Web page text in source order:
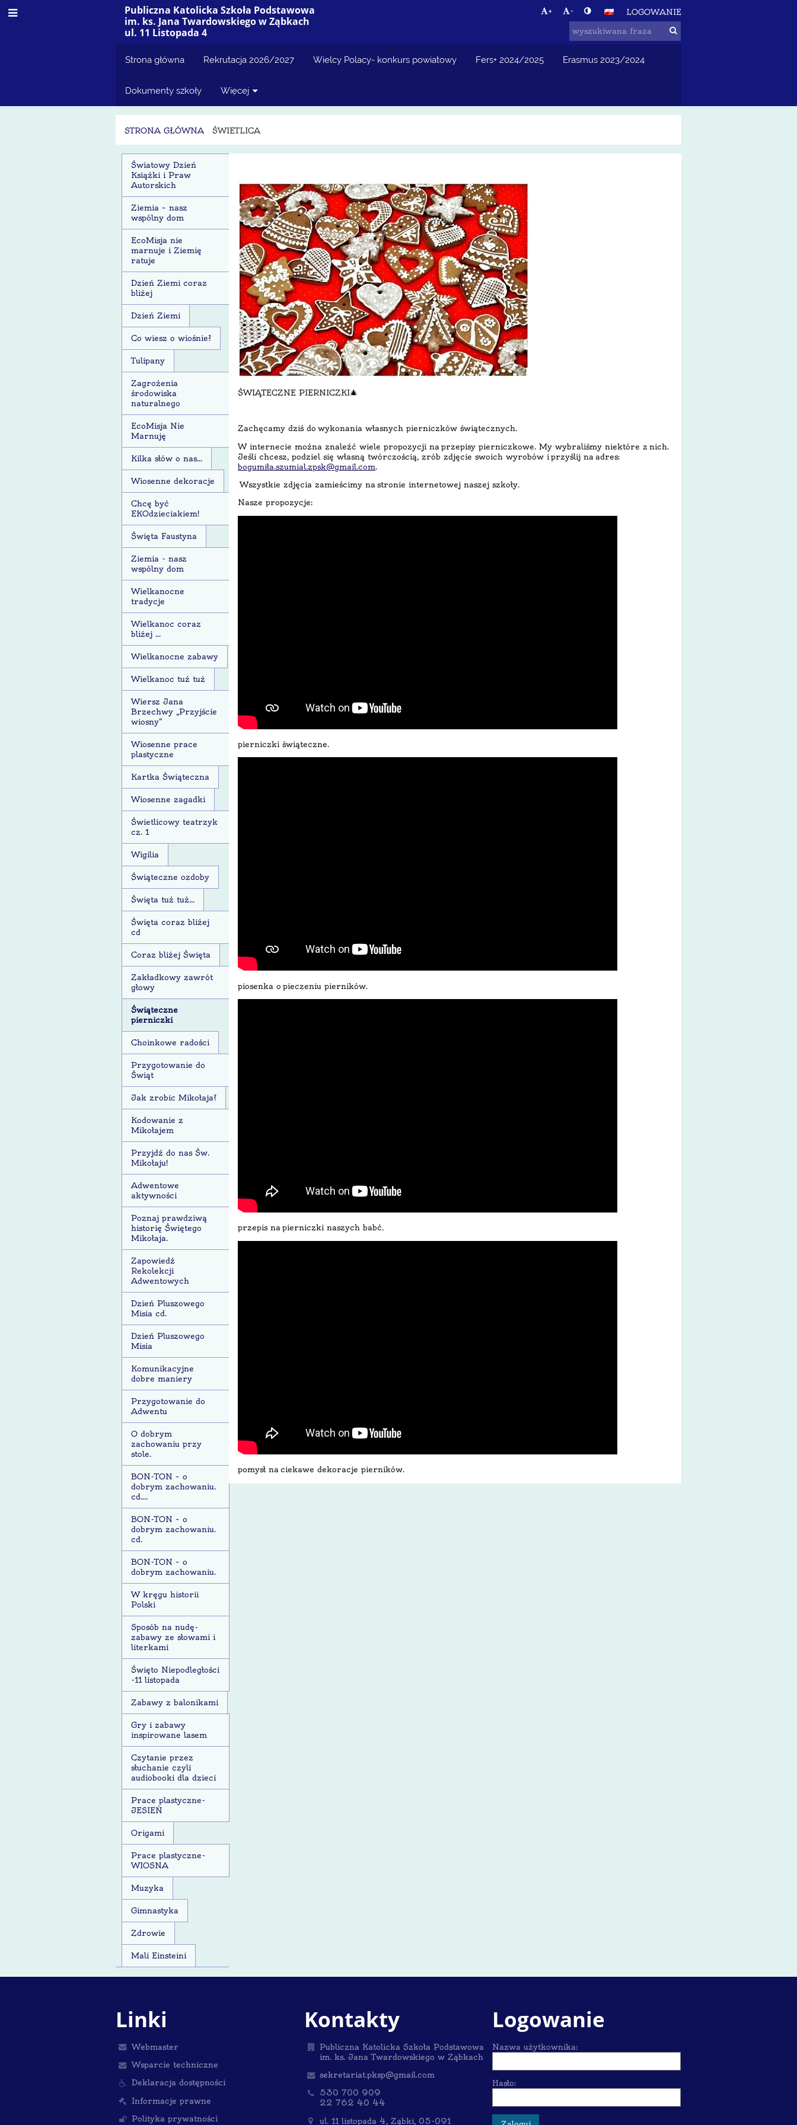
Publiczna Katolicka Szkoła Podstawowa
im. ks. Jana Twardowskiego w Ząbkach
ul. 11 Listopada 4
+ - LOGOWANIE
Strona główna Rekrutacja 2026/2027 Wielcy Polacy- konkurs powiatowy Fers+ 2024/2025 Erasmus 2023/2024
Dokumenty szkoły Więcej
STRONA GŁÓWNA ŚWIETLICA
Świetlica
Światowy Dzień
Książki i Praw
Autorskich
Ziemia – nasz
wspólny dom
EcoMisja nie
marnuje i Ziemię
ratuje
Dzień Ziemi coraz
bliżej
Dzień Ziemi
Co wiesz o wiośnie?
Tulipany
Zagrożenia
środowiska
naturalnego
EcoMisja Nie
Marnuję
Kilka słów o nas...
Wiosenne dekoracje
Chcę być
EKOdzieciakiem!
Święta Faustyna
Ziemia - nasz
wspólny dom
Wielkanocne
tradycje
Wielkanoc coraz
bliżej ...
Wielkanocne zabawy
Wielkanoc tuż tuż
Wiersz Jana
Brzechwy „Przyjście
wiosny”
Wiosenne prace
plastyczne
Kartka Świąteczna
Wiosenne zagadki
Świetlicowy teatrzyk
cz. 1
Wigilia
Świąteczne ozdoby
Święta tuż tuż...
Święta coraz bliżej
cd
Coraz bliżej Święta
Zakładkowy zawrót
głowy
Świąteczne
pierniczki
Choinkowe radości
Przygotowanie do
Świąt
Jak zrobic Mikołaja?
Kodowanie z
Mikołajem
Przyjdź do nas Św.
Mikołaju!
Adwentowe
aktywności
Poznaj prawdziwą
historię Świętego
Mikołaja.
Zapowiedź
Rekolekcji
Adwentowych
Dzień Pluszowego
Misia cd.
Dzień Pluszowego
Misia
Komunikacyjne
dobre maniery
Przygotowanie do
Adwentu
O dobrym
zachowaniu przy
stole.
BON-TON – o
dobrym zachowaniu.
cd....
BON-TON – o
dobrym zachowaniu.
cd.
BON-TON – o
dobrym zachowaniu.
W kręgu historii
Polski
Sposób na nudę-
zabawy ze słowami i
literkami
Święto Niepodległości
-11 listopada
Zabawy z balonikami
Gry i zabawy
inspirowane lasem
Czytanie przez
słuchanie czyli
audiobooki dla dzieci
Prace plastyczne-
JESIEŃ
Origami
Prace plastyczne-
WIOSNA
Muzyka
Gimnastyka
Zdrowie
Mali Einsteini
ŚWIĄTECZNE PIERNICZKI🎄
Zachęcamy dziś do wykonania własnych pierniczków świątecznych.
W internecie można znaleźć wiele propozycji na przepisy pierniczkowe. My wybraliśmy niektóre z nich.
Jeśli chcesz, podziel się własną twórczością, zrób zdjęcie swoich wyrobów i przyślij na adres:
bogumiła.szumial.zpsk@gmail.com.
Wszystkie zdjęcia zamieścimy na stronie internetowej naszej szkoły.
Nasze propozycje:
pierniczki świąteczne.
piosenka o pieczeniu pierników.
przepis na pierniczki naszych babć.
pomysł na ciekawe dekoracje pierników.
Linki
Webmaster
Wsparcie techniczne
Deklaracja dostępności
Informacje prawne
Polityka prywatności
Kontakty
Publiczna Katolicka Szkoła Podstawowa
im. ks. Jana Twardowskiego w Ząbkach
sekretariat.pksp@gmail.com
530 700 909
22 762 40 44
ul. 11 listopada 4, Ząbki, 05-091
Logowanie
Nazwa użytkownika:
Hasło: